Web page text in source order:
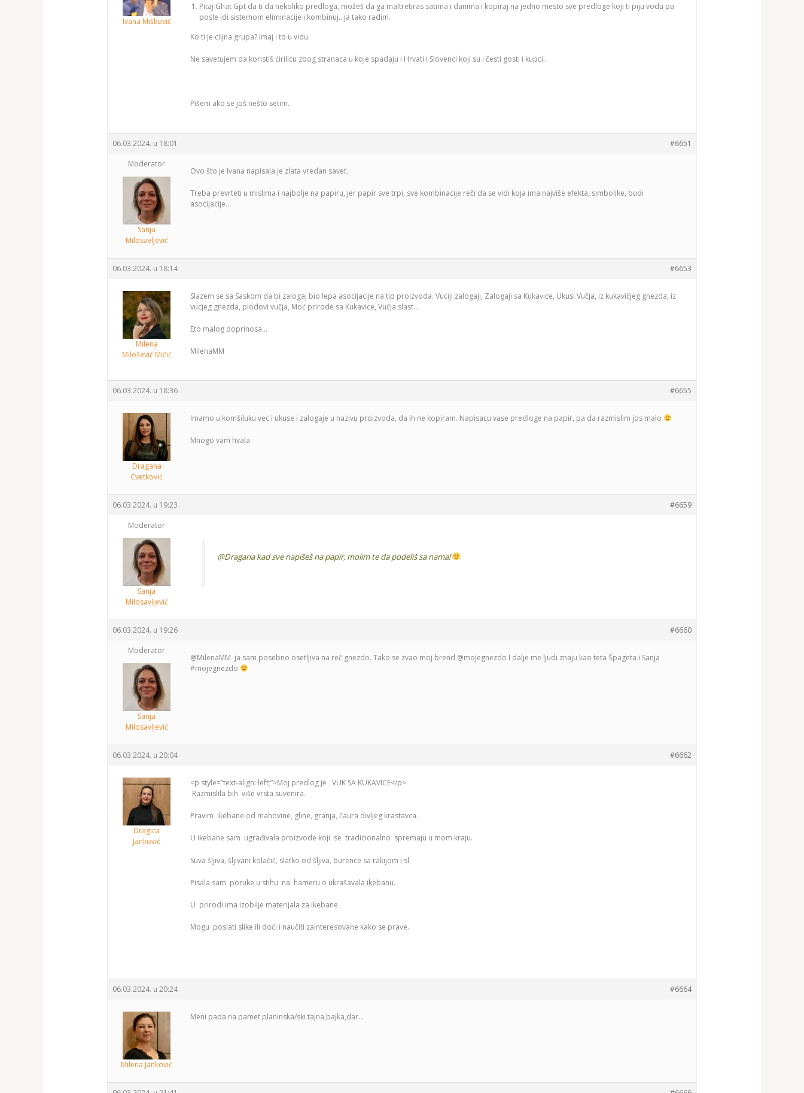
Ivana Mišković
Pitaj Ghat Gpt da ti da nekoliko predloga, možeš da ga maltretiras satima i danima i kopiraj na jedno mesto sve predloge koji ti piju vodu pa
posle idi sistemom eliminacije i kombinuj…ja tako radim.
Ko ti je ciljna grupa? Imaj i to u vidu.
Ne savetujem da koristiš ćirilicu zbog stranaca u koje spadaju i Hrvati i Slovenci koji su i česti gosti i kupci..
Pišem ako se još nešto setim.
06.03.2024. u 18:01
#6651
Moderator
Sanja
Milosavljević
Ovo što je Ivana napisala je zlata vredan savet.
Treba prevrteti u mislima i najbolje na papiru, jer papir sve trpi, sve kombinacije reči da se vidi koja ima najviše efekta, simbolike, budi
asocijacije…
06.03.2024. u 18:14 #6653
Milena
Milošević Mičić
Slazem se sa Saskom da bi zalogaj bio lepa asocijacije na tip proizvoda. Vuciji zalogaji, Zalogaji sa Kukavice, Ukusi Vučja, iz kukavičjeg gnezda, iz
vucjeg gnezda, plodovi vučja, Moć prirode sa Kukavice, Vučja slast…
Eto malog doprinosa…
MilenaMM
06.03.2024. u 18:36 #6655
Dragana
Cvetković
Imamo u komšiluku vec i ukuse i zalogaje u nazivu proizvoda, da ih ne kopiram. Napisacu vase predloge na papir, pa da razmislim jos malo
Mnogo vam hvala
06.03.2024. u 19:23
#6659
Moderator
Sanja
Milosavljević
@Dragana kad sve napišeš na papir, molim te da podeliš sa nama!
06.03.2024. u 19:26
#6660
Moderator
Sanja
Milosavljević
@MilenaMM ja sam posebno osetljiva na reč gnezdo. Tako se zvao moj brend @mojegnezdo I dalje me ljudi znaju kao teta Špageta i Sanja
#mojegnezdo
06.03.2024. u 20:04 #6662
Dragica
Janković
<p style=”text-align: left;”>Moj predlog je VUK SA KUKAVICE</p>
Razmislila bih više vrsta suvenira.
Pravim ikebane od mahovine, gline, granja, čaura divljeg krastavca.
U ikebane sam ugrađivala proizvode koji se tradicionalno spremaju u mom kraju.
Suva šljiva, šljivani kolačić, slatko od šljiva, burence sa rakijom i sl.
Pisala sam poruke u stihu na hameru o ukrašavala ikebanu.
U prirodi ima izobilje materijala za ikebane.
Mogu poslati slike ili doći i naučiti zainteresovane kako se prave.
06.03.2024. u 20:24 #6664
Milena Janković
Meni pada na pamet planinska/ski tajna,bajka,dar…